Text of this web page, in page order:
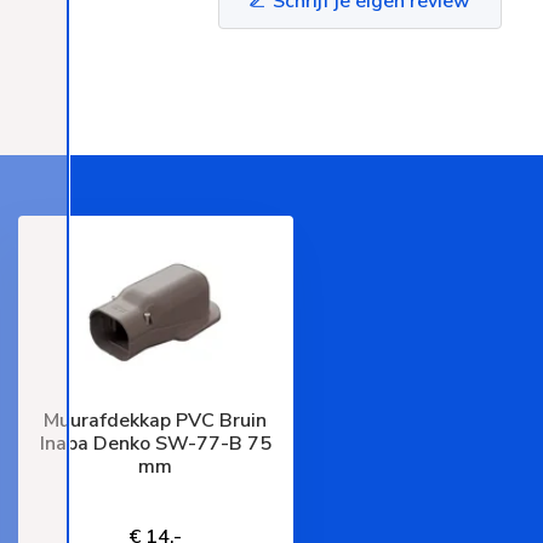
Muurafdekkap PVC Bruin
Inaba Denko SW-77-B 75
mm
€ 14,-